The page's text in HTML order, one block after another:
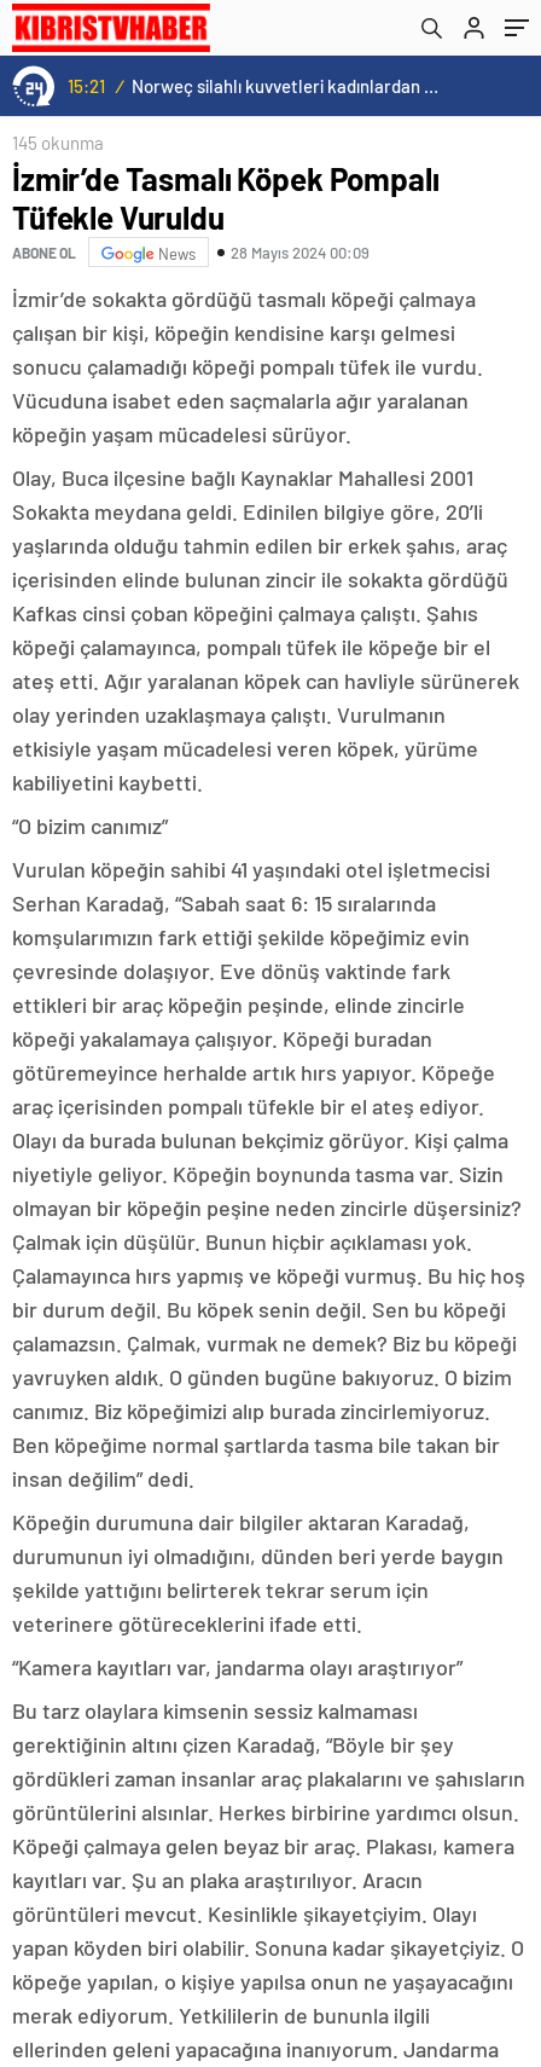
15:21 / Norweç silahlı kuvvetleri kadınlardan oluşan özel kuvvetler eğitimlerini başlattı.
145 okunma
İzmir’de Tasmalı Köpek Pompalı
Tüfekle Vuruldu
ABONE OL News 28 Mayıs 2024 00:09
İzmir’de sokakta gördüğü tasmalı köpeği çalmaya
çalışan bir kişi, köpeğin kendisine karşı gelmesi
sonucu çalamadığı köpeği pompalı tüfek ile vurdu.
Vücuduna isabet eden saçmalarla ağır yaralanan
köpeğin yaşam mücadelesi sürüyor.
Olay, Buca ilçesine bağlı Kaynaklar Mahallesi 2001
Sokakta meydana geldi. Edinilen bilgiye göre, 20’li
yaşlarında olduğu tahmin edilen bir erkek şahıs, araç
içerisinden elinde bulunan zincir ile sokakta gördüğü
Kafkas cinsi çoban köpeğini çalmaya çalıştı. Şahıs
köpeği çalamayınca, pompalı tüfek ile köpeğe bir el
ateş etti. Ağır yaralanan köpek can havliyle sürünerek
olay yerinden uzaklaşmaya çalıştı. Vurulmanın
etkisiyle yaşam mücadelesi veren köpek, yürüme
kabiliyetini kaybetti.
“O bizim canımız”
Vurulan köpeğin sahibi 41 yaşındaki otel işletmecisi
Serhan Karadağ, “Sabah saat 6: 15 sıralarında
komşularımızın fark ettiği şekilde köpeğimiz evin
çevresinde dolaşıyor. Eve dönüş vaktinde fark
ettikleri bir araç köpeğin peşinde, elinde zincirle
köpeği yakalamaya çalışıyor. Köpeği buradan
götüremeyince herhalde artık hırs yapıyor. Köpeğe
araç içerisinden pompalı tüfekle bir el ateş ediyor.
Olayı da burada bulunan bekçimiz görüyor. Kişi çalma
niyetiyle geliyor. Köpeğin boynunda tasma var. Sizin
olmayan bir köpeğin peşine neden zincirle düşersiniz?
Çalmak için düşülür. Bunun hiçbir açıklaması yok.
Çalamayınca hırs yapmış ve köpeği vurmuş. Bu hiç hoş
bir durum değil. Bu köpek senin değil. Sen bu köpeği
çalamazsın. Çalmak, vurmak ne demek? Biz bu köpeği
yavruyken aldık. O günden bugüne bakıyoruz. O bizim
canımız. Biz köpeğimizi alıp burada zincirlemiyoruz.
Ben köpeğime normal şartlarda tasma bile takan bir
insan değilim” dedi.
Köpeğin durumuna dair bilgiler aktaran Karadağ,
durumunun iyi olmadığını, dünden beri yerde baygın
şekilde yattığını belirterek tekrar serum için
veterinere götüreceklerini ifade etti.
“Kamera kayıtları var, jandarma olayı araştırıyor”
Bu tarz olaylara kimsenin sessiz kalmaması
gerektiğinin altını çizen Karadağ, “Böyle bir şey
gördükleri zaman insanlar araç plakalarını ve şahısların
görüntülerini alsınlar. Herkes birbirine yardımcı olsun.
Köpeği çalmaya gelen beyaz bir araç. Plakası, kamera
kayıtları var. Şu an plaka araştırılıyor. Aracın
görüntüleri mevcut. Kesinlikle şikayetçiyim. Olayı
yapan köyden biri olabilir. Sonuna kadar şikayetçiyiz. O
köpeğe yapılan, o kişiye yapılsa onun ne yaşayacağını
merak ediyorum. Yetkililerin de bununla ilgili
ellerinden geleni yapacağına inanıyorum. Jandarma